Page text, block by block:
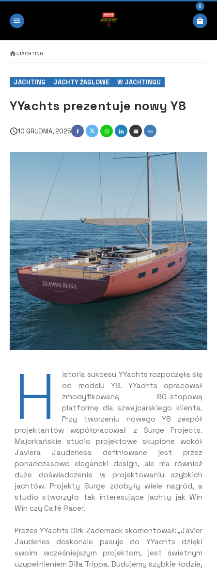
0
JACHTING
JACHTING JACHTY ŻAGLOWE W JACHTINGU
YYachts prezentuje nowy Y8
10 GRUDNIA, 2025
H
istoria sukcesu YYachts rozpoczęła się
od modelu Y8. YYachts opracował
zmodyfikowaną 80-stopową
platformę dla szwajcarskiego klienta.
Przy tworzeniu nowego Y8 zespół
projektantów współpracował z Surge Projects.
Majorkańskie studio projektowe skupione wokół
Javiera Jaudenesa definiowane jest przez
ponadczasowo elegancki design, ale ma również
duże doświadczenie w projektowaniu szybkich
jachtów. Projekty Surge zdobyły wiele nagród, a
studio stworzyło tak interesujące jachty jak Win
Win czy Café Racer.
Prezes YYachts Dirk Zademack skomentował: „Javier
Jaudenes doskonale pasuje do YYachts dzięki
swoim wcześniejszym projektom, jest świetnym
uzupełnieniem Billa Trippa. Budujemy szybkie łodzie,